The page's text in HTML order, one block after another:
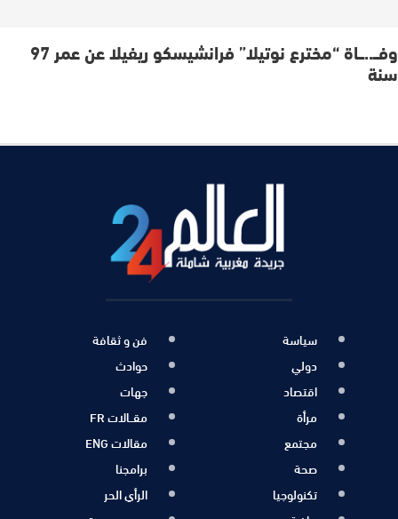
وفــ..ــاة “مخترع نوتيلا” فرانشيسكو ريفيلا عن عمر 97
سنة
سياسة
دولي
اقتصاد
مرأة
مجتمع
صحة
تكنولوجيا
فن و ثقافة
حوادث
جهات
مقــالات FR
مقالات ENG
برامجنا
الرأي الحر